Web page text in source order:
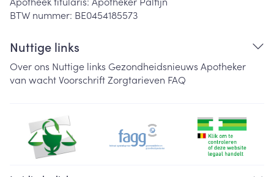
BTW nummer: BE0454185573
Nuttige links
Over ons Nuttige links Gezondheidsnieuws Apotheker
van wachtVoorschriftZorgtarieven FAQ